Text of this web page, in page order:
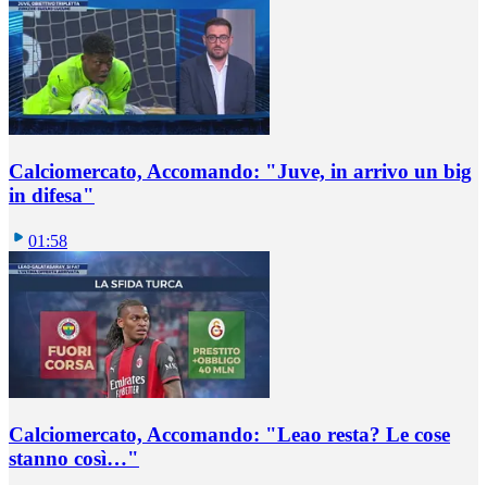
Calciomercato, Accomando: "Juve, in arrivo un big
in difesa"
01:58
Calciomercato, Accomando: "Leao resta? Le cose
stanno così…"